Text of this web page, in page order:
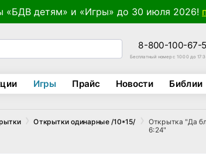
«БДВ детям» и «Игры» до 30 июля 2026!
8-800-100-67-
Бесплатный номер с 10:00 до
Игры Прайс Новости Библии
Открытки одинарные /10*15/ Открытка "Да
6:24"